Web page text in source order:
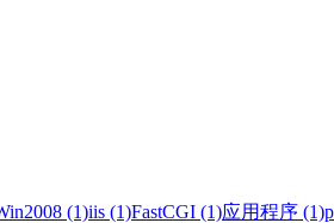
(1)iis (1)FastCGI (1)应用程序 (1)